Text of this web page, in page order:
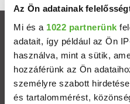
Az Ön adatainak
Mi és a 1022 partnerünk
adatait, így például az Ön
használva, mint a sütik,
hozzáférünk az Ön
személyre szabott
és tartalommérést,
Ingatlanok
Eladó házak
Eladó lakások